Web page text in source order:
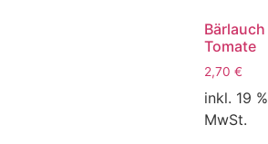
Bärlauch
Tomate
2,70 €
inkl. 19 %
MwSt.